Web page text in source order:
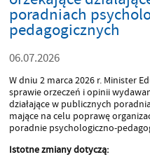
poradniach
pedagogicznych
06.07.2026
W dniu 2 marca 2026 r. Minister
sprawie orzeczeń i opinii
działające w publicznych
mające na celu poprawę
poradnie psychologiczno-
Istotne zmiany dotyczą: